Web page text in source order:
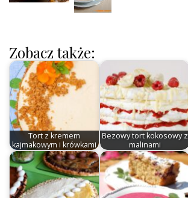
Zobacz także:
Tort z kremem
kajmakowym i krówkami
Bezowy tort kokosowy z
malinami